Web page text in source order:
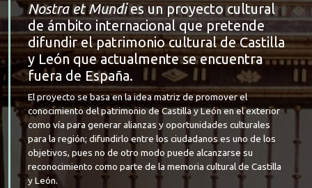
Nostra et Mundies un proyecto cultural
de ámbito internacional que pretende
difundir el patrimonio cultural de Castilla
y León que actualmente se encuentra
fuera de España.
El proyecto se basa en la idea matriz de promover el
conocimiento del patrimonio de Castilla y León en el exterior
como vía para generar alianzas y oportunidades culturales
para la región; difundirlo entre los ciudadanos es uno de los
objetivos, pues no de otro modo puede alcanzarse su
reconocimiento como parte de la memoria cultural de Castilla
y León.